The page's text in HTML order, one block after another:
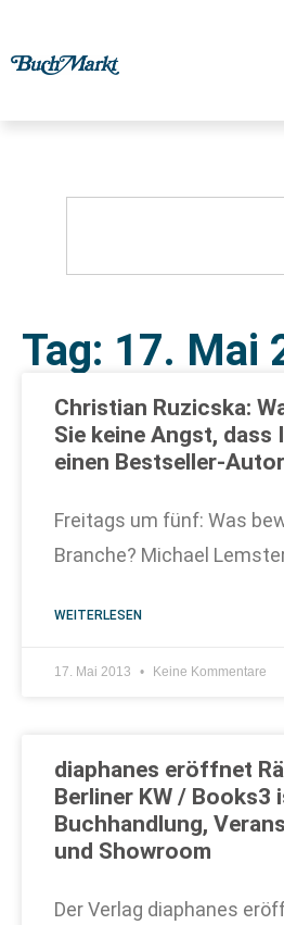
Tag: 17. Mai
Christian Ruzicska:
Sie keine Angst, dass
einen Bestseller-
Freitags um fünf: Was
Branche? Michael
WEITERLESEN
17. Mai 2013 Keine Kommentare
diaphanes eröffnet
Berliner KW / Books3
Buchhandlung,
und Showroom
Der Verlag diaphanes